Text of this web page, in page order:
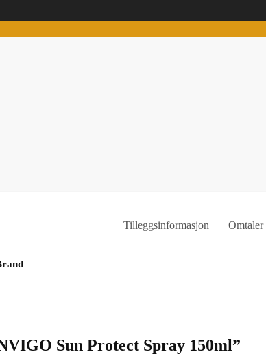
Tilleggsinformasjon Omtaler
Sun Protect Spray 150ml”